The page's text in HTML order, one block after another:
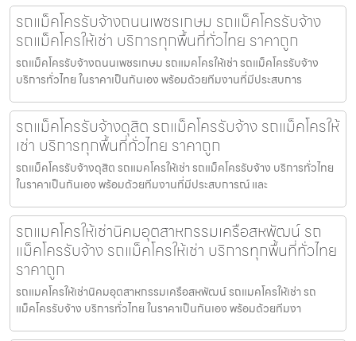
รถแม็คโครรับจ้างถนนเพชรเกษม รถแม็คโครรับจ้าง
รถแม็คโครให้เช่า บริการทุกพื้นที่ทั่วไทย ราคาถูก
รถแม็คโครรับจ้างถนนเพชรเกษม รถแมคโครให้เช่า รถแม็คโครรับจ้าง
บริการทั่วไทย ในราคาเป็นกันเอง พร้อมด้วยทีมงานที่มีประสบการ
รถแม็คโครรับจ้างดุสิต รถแม็คโครรับจ้าง รถแม็คโครให้
เช่า บริการทุกพื้นที่ทั่วไทย ราคาถูก
รถแม็คโครรับจ้างดุสิต รถแมคโครให้เช่า รถแม็คโครรับจ้าง บริการทั่วไทย
ในราคาเป็นกันเอง พร้อมด้วยทีมงานที่มีประสบการณ์ และ
รถแมคโครให้เช่านิคมอุตสาหกรรมเครือสหพัฒน์ รถ
แม็คโครรับจ้าง รถแม็คโครให้เช่า บริการทุกพื้นที่ทั่วไทย
ราคาถูก
รถแมคโครให้เช่านิคมอุตสาหกรรมเครือสหพัฒน์ รถแมคโครให้เช่า รถ
แม็คโครรับจ้าง บริการทั่วไทย ในราคาเป็นกันเอง พร้อมด้วยทีมงา